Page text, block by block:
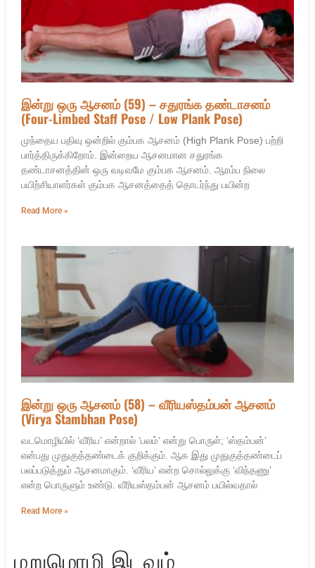
இன்று ஒரு ஆசனம் (59) – சதுரங்க தண்டாசனம்
(Four-Limbed Staff Pose / Low Plank Pose)
முந்தைய பதிவு ஒன்றில் கும்பக ஆசனம் (High Plank Pose) பற்றி
பார்த்திருக்கிறோம். இன்றைய ஆசனமான சதுரங்க
தண்டாசனத்தின் ஒரு வடிவமே கும்பக ஆசனம். ஆரம்ப நிலை
பயிற்சியாளர்கள் கும்பக ஆசனத்தைத் தொடர்ந்து பயின்ற
Read More »
இன்று ஒரு ஆசனம் (58) – வீரியஸ்தம்பன் ஆசனம்
(Virya Stambhan Pose)
வடமொழியில் ‘வீரிய’ என்றால் ‘பலம்’ என்று பொருள்; ‘ஸ்தம்பன்’
என்பது முதுகுத்தண்டைக் குறிக்கும். ஆக இது முதுகுத்தண்டைப்
பலப்படுத்தும் ஆசனமாகும். ‘வீரிய’ என்ற சொல்லுக்கு ‘விந்தணு’
என்ற பொருளும் உண்டு. வீரியஸ்தம்பன் ஆசனம் பயில்வதால்
Read More »
மறுமொழி இடவும்